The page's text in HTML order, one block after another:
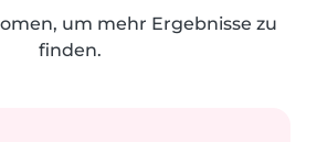
um mehr Ergebnisse zu
finden.